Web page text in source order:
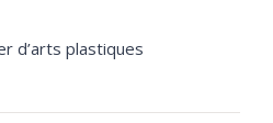
d’arts plastiques